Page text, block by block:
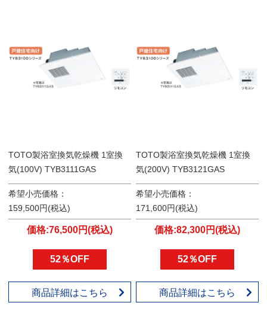
TOTO製浴室換気乾燥機 1室換
気(100V) TYB3111GAS
希望小売価格：
159,500円(税込)
価格:76,500円(税込)
52％OFF
商品詳細はこちら
TOTO製浴室換気乾燥機 1室換
気(200V) TYB3121GAS
希望小売価格：
171,600円(税込)
価格:82,300円(税込)
52％OFF
商品詳細はこちら